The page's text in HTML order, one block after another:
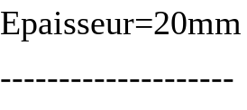
--------------------